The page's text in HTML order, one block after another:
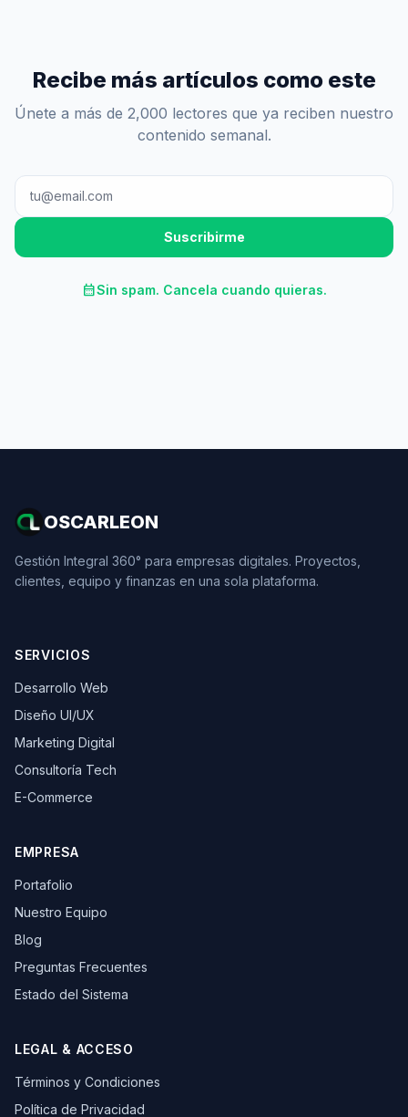
Recibe más artículos como este
Únete a más de 2,000 lectores que ya reciben nuestro
contenido semanal.
Suscribirme
calendar_monthSin spam. Cancela cuando quieras.
OSCARLEON
Gestión Integral 360° para empresas digitales. Proyectos,
clientes, equipo y finanzas en una sola plataforma.
SERVICIOS
Desarrollo Web
Diseño UI/UX
Marketing Digital
Consultoría Tech
E-Commerce
EMPRESA
Portafolio
Nuestro Equipo
Blog
Preguntas Frecuentes
Estado del Sistema
LEGAL & ACCESO
Términos y Condiciones
Política de Privacidad